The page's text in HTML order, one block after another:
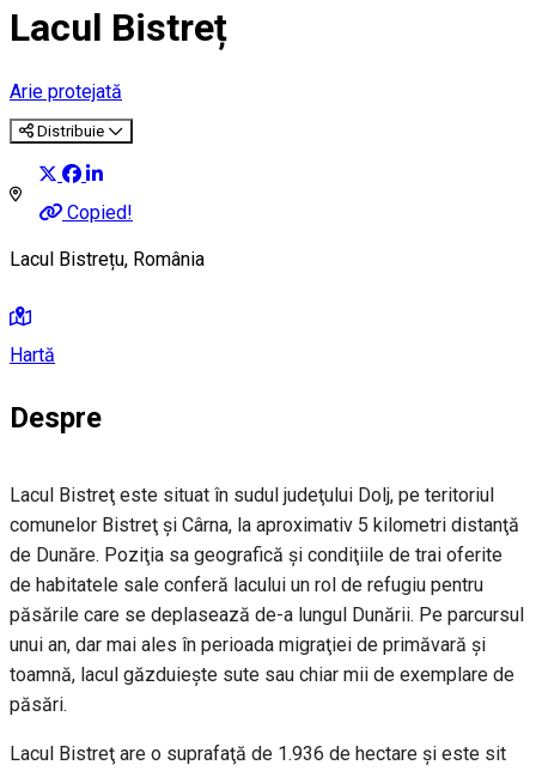
Lacul Bistreț
Arie protejată
Distribuie
Copied!
Lacul Bistrețu, România
Hartă
Despre
Lacul Bistreţ este situat în sudul judeţului Dolj, pe teritoriul
comunelor Bistreţ şi Cârna, la aproximativ 5 kilometri distanţă
de Dunăre. Poziţia sa geografică şi condiţiile de trai oferite
de habitatele sale conferă lacului un rol de refugiu pentru
păsările care se deplasează de-a lungul Dunării. Pe parcursul
unui an, dar mai ales în perioada migraţiei de primăvară şi
toamnă, lacul găzduieşte sute sau chiar mii de exemplare de
păsări.
Lacul Bistreţ are o suprafaţă de 1.936 de hectare şi este sit